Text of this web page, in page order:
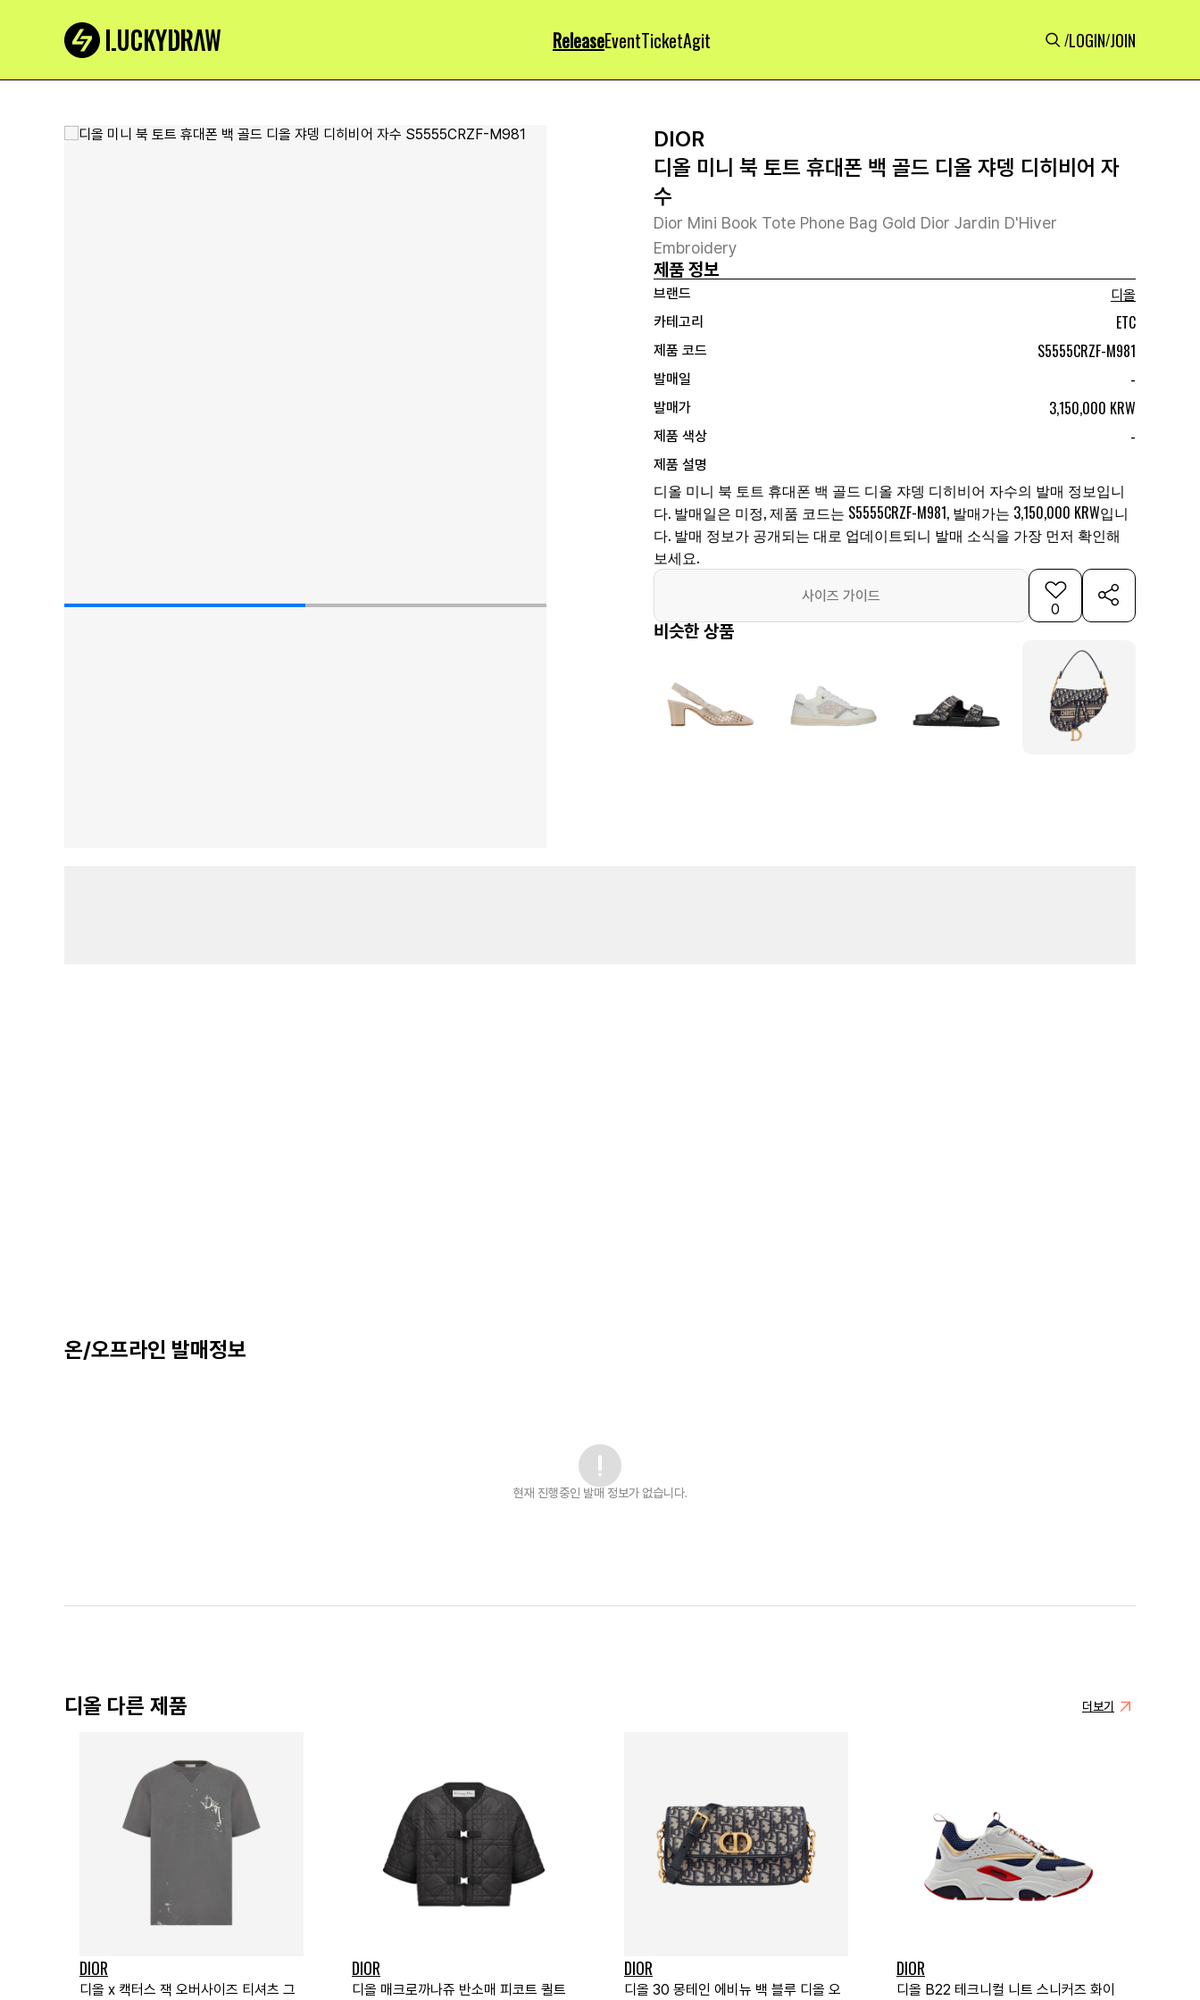
ReleaseEventTicketAgit /LOGIN/JOIN
DIOR
디올 미니 북 토트 휴대폰 백 골드 디올 쟈뎅 디히비어 자
수
Dior Mini Book Tote Phone Bag Gold Dior Jardin D'Hiver
Embroidery
제품 정보
브랜드
디올
카테고리
ETC
제품 코드 S5555CRZF-M981
발매일 -
발매가 3,150,000 KRW
제품 색상 -
제품 설명
디올 미니 북 토트 휴대폰 백 골드 디올 쟈뎅 디히비어 자수의 발매 정보입니
다. 발매일은 미정, 제품 코드는 S5555CRZF-M981, 발매가는 3,150,000 KRW입니
다. 발매 정보가 공개되는 대로 업데이트되니 발매 소식을 가장 먼저 확인해
보세요.
사이즈 가이드
0
비슷한 상품
온/오프라인 발매정보
현재 진행중인 발매 정보가 없습니다.
디올 다른 제품 더보기
DIOR
디올 x 캑터스 잭 오버사이즈 티셔츠 그
DIOR
디올 매크로까나쥬 반소매 피코트 퀼트
DIOR
디올 30 몽테인 에비뉴 백 블루 디올 오
DIOR
디올 B22 테크니컬 니트 스니커즈 화이